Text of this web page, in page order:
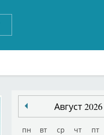
Август 2026
пн вт ср чт пт